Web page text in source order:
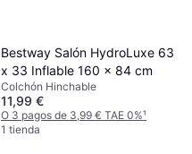
Bestway Salón HydroLuxe 63
x 33 Inflable 160 x 84 cm
Colchón Hinchable
11,99 €
O 3 pagos de 3,99 € TAE 0%¹
1 tienda